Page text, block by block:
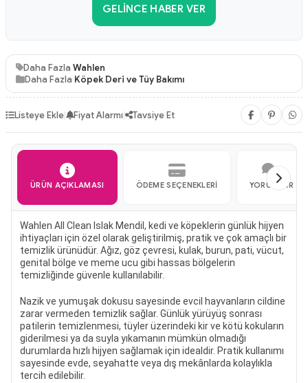
GELINCE HABER VER
Daha Fazla Wahlen
Daha Fazla Köpek Deri ve Tüy Bakımı
Listeye Ekle| Fiyat Alarmı| Tavsiye Et
ÜRÜN AÇIKLAMASI ÖDEME SEÇENEKLERI YORUMLAR
Wahlen All Clean Islak Mendil, kedi ve köpeklerin günlük hijyen
ihtiyaçları için özel olarak geliştirilmiş, pratik ve çok amaçlı bir
temizlik ürünüdür. Ağız, göz çevresi, kulak, burun, pati, vücut,
genital bölge ve meme ucu gibi hassas bölgelerin
temizliğinde güvenle kullanılabilir.
Nazik ve yumuşak dokusu sayesinde evcil hayvanların cildine
zarar vermeden temizlik sağlar. Günlük yürüyüş sonrası
patilerin temizlenmesi, tüyler üzerindeki kir ve kötü kokuların
giderilmesi ya da suyla yıkamanın mümkün olmadığı
durumlarda hızlı hijyen sağlamak için idealdir. Pratik kullanımı
sayesinde evde, seyahatte veya dış mekânlarda kolaylıkla
tercih edilebilir.